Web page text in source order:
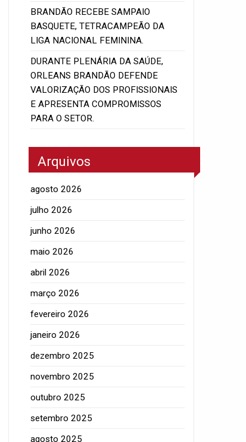
BRANDÃO RECEBE SAMPAIO
BASQUETE, TETRACAMPEÃO DA
LIGA NACIONAL FEMININA.
DURANTE PLENÁRIA DA SAÚDE,
ORLEANS BRANDÃO DEFENDE
VALORIZAÇÃO DOS PROFISSIONAIS
E APRESENTA COMPROMISSOS
PARA O SETOR.
Arquivos
agosto 2026
julho 2026
junho 2026
maio 2026
abril 2026
março 2026
fevereiro 2026
janeiro 2026
dezembro 2025
novembro 2025
outubro 2025
setembro 2025
agosto 2025